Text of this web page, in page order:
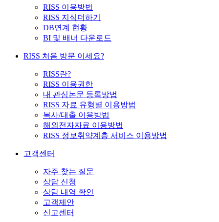
RISS 이용방법
RISS 지식더하기
DB연계 현황
BI 및 배너 다운로드
RISS 처음 방문 이세요?
RISS란?
RISS 이용권한
내 관심논문 등록방법
RISS 자료 유형별 이용방법
복사/대출 이용방법
해외전자자료 이용방법
RISS 정보취약계층 서비스 이용방법
고객센터
자주 찾는 질문
상담 신청
상담 내역 확인
고객제안
신고센터